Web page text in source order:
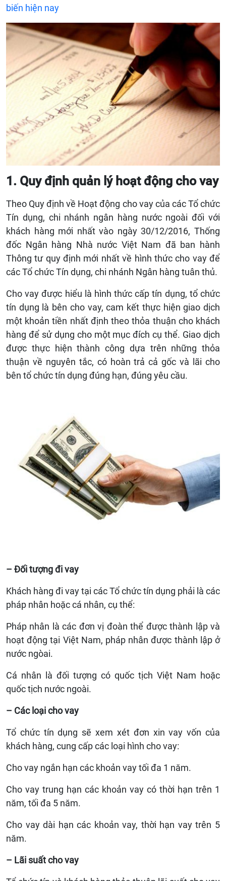
biến hiện nay
1. Quy định quản lý hoạt động cho vay
Theo Quy định về Hoạt động cho vay của các Tổ chức
Tín dụng, chi nhánh ngân hàng nước ngoài đối với
khách hàng mới nhất vào ngày 30/12/2016, Thống
đốc Ngân hàng Nhà nước Việt Nam đã ban hành
Thông tư quy định mới nhất về hình thức cho vay để
các Tổ chức Tín dụng, chi nhánh Ngân hàng tuân thủ.
Cho vay được hiểu là hình thức cấp tín dụng, tổ chức
tín dụng là bên cho vay, cam kết thực hiện giao dịch
một khoản tiền nhất định theo thỏa thuận cho khách
hàng để sử dụng cho một mục đích cụ thể. Giao dịch
được thực hiện thành công dựa trên những thỏa
thuận về nguyên tắc, có hoàn trả cả gốc và lãi cho
bên tổ chức tín dụng đúng hạn, đúng yêu cầu.
– Đối tượng đi vay
Khách hàng đi vay tại các Tổ chức tín dụng phải là các
pháp nhân hoặc cá nhân, cụ thể:
Pháp nhân là các đơn vị đoàn thể được thành lập và
hoạt động tại Việt Nam, pháp nhân được thành lập ở
nước ngòai.
Cá nhân là đối tượng có quốc tịch Việt Nam hoặc
quốc tịch nước ngoài.
– Các loại cho vay
Tổ chức tín dụng sẽ xem xét đơn xin vay vốn của
khách hàng, cung cấp các loại hình cho vay:
Cho vay ngắn hạn các khoản vay tối đa 1 năm.
Cho vay trung hạn các khoản vay có thời hạn trên 1
năm, tối đa 5 năm.
Cho vay dài hạn các khoản vay, thời hạn vay trên 5
năm.
– Lãi suất cho vay